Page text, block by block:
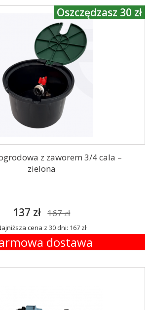
z zaworem 3/4 cala –
zielona
137 zł 167 zł
cena z 30 dni: 167 zł
dostawa
Oszczędzasz 30 zł